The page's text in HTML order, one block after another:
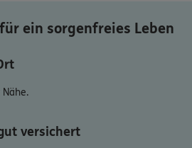
ein sorgenfreies Leben
versichert